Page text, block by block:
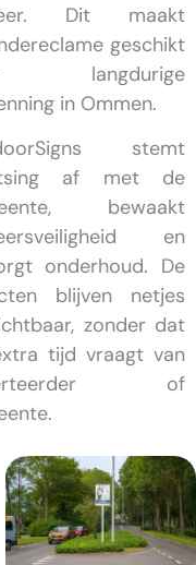
Dit maakt
geschikt
langdurige
in Ommen.
stemt
af met de
bewaakt
en
onderhoud. De
blijven netjes
zonder dat
tijd vraagt van
of